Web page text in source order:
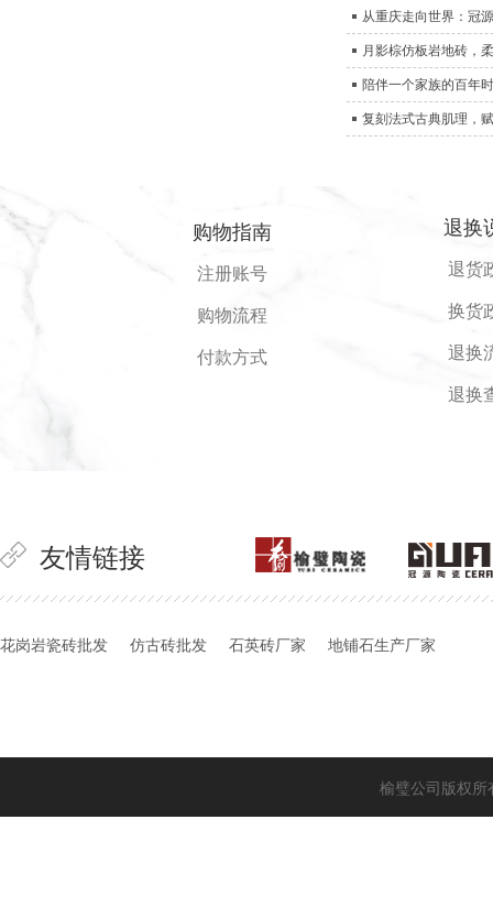
从重庆走向世界：冠
月影棕仿板岩地砖，
陪伴一个家族的百年
复刻法式古典肌理，
购物指南
注册账号
购物流程
付款方式
退换
退货
换货
退换
退换
友情链接
花岗岩瓷砖批发 仿古砖批发 石英砖厂家 地铺石生产厂家
榆璧公司版权所